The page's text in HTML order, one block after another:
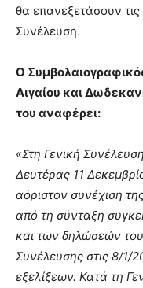
θα επανεξετάσουν τις
Συνέλευση.
Ο
Αιγαίου και
του αναφέρει:
«Στη Γενική
Δευτέρας 11
αόριστον συνέχιση
από τη σύνταξη
και των δηλώσεών
Συνέλευσης στις 8/1/
εξελίξεων. Κατά τη